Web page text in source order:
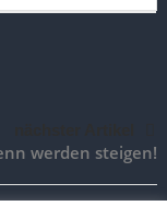
werden steigen!